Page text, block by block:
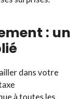
: un
dans votre
à toutes les